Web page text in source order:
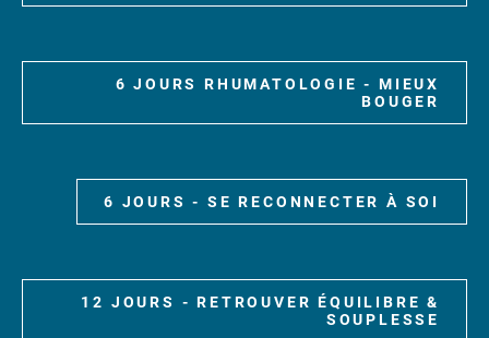
6 JOURS RHUMATOLOGIE - MIEUX
BOUGER
6 JOURS - SE RECONNECTER À SOI
12 JOURS - RETROUVER ÉQUILIBRE &
SOUPLESSE